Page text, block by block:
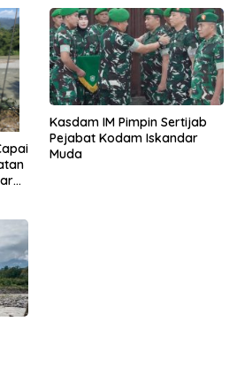
Kasdam IM Pimpin Sertijab
Pejabat Kodam Iskandar
Muda